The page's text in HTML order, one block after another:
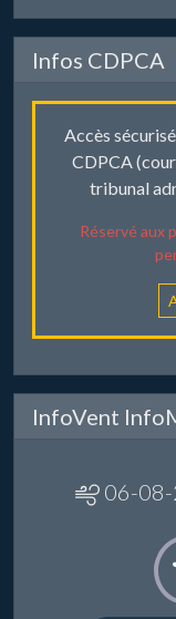
Infos CDPCA
Accès
CDPCA
tribunal
Réservé aux
InfoVent
06-